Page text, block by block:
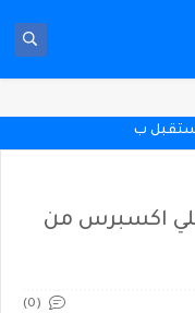
اكسبرس من
(0)